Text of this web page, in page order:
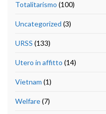
Totalitarismo (100)
Uncategorized (3)
URSS (133)
Utero in affitto (14)
Vietnam (1)
Welfare(7)